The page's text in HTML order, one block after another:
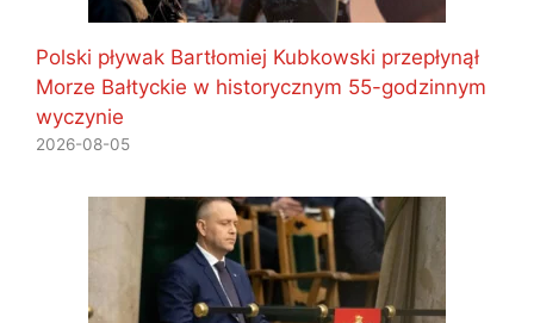
Polski pływak Bartłomiej Kubkowski przepłynął
Morze Bałtyckie w historycznym 55-godzinnym
wyczynie
2026-08-05